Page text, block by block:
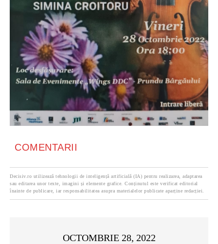
COMENTARII
Decisiv.ro utilizează tehnologii de inteligență artificială (IA) pentru realizarea, adaptarea
sau editarea unor texte, imagini și elemente grafice. Conținutul este verificat editorial
înainte de publicare, iar responsabilitatea asupra materialelor publicate aparține redacției.
OCTOMBRIE 28, 2022